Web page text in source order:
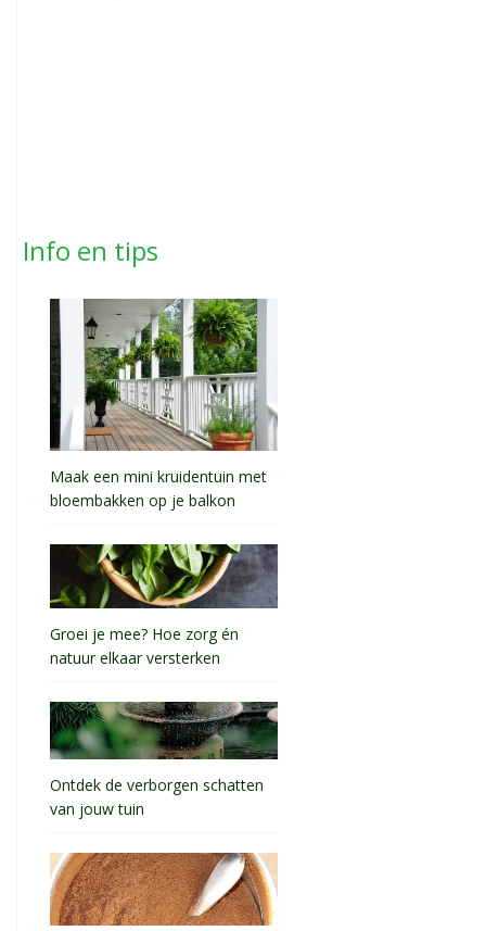
Info en tips
Maak een mini kruidentuin met
bloembakken op je balkon
Groei je mee? Hoe zorg én
natuur elkaar versterken
Ontdek de verborgen schatten
van jouw tuin